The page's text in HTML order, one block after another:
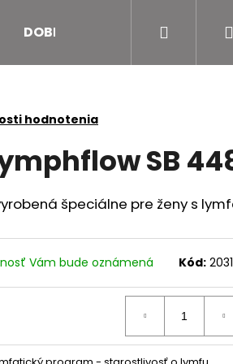
DOBRÝ POCIT ZA DOBRÝ SKUTOK
Hľadať
hodnotenia
SB
špeciálne pre ženy s
Vám bude oznámená Kód: 2031